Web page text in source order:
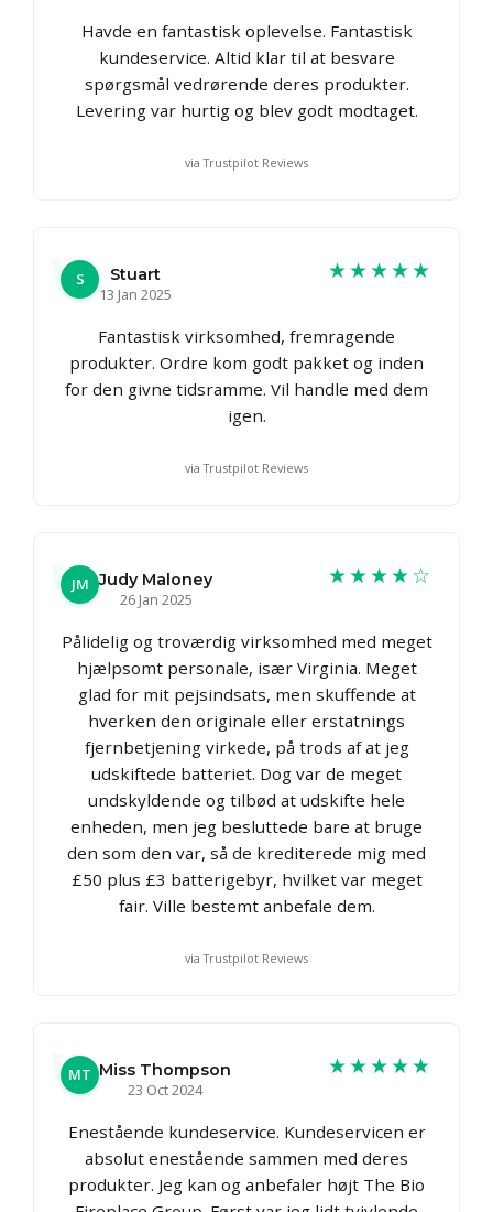
Havde en fantastisk oplevelse. Fantastisk
kundeservice. Altid klar til at besvare
spørgsmål vedrørende deres produkter.
Levering var hurtig og blev godt modtaget.
via Trustpilot Reviews
S
Stuart
13 Jan 2025
★★★★★
Fantastisk virksomhed, fremragende
produkter. Ordre kom godt pakket og inden
for den givne tidsramme. Vil handle med dem
igen.
via Trustpilot Reviews
JM Judy Maloney
26 Jan 2025
★★★★☆
Pålidelig og troværdig virksomhed med meget
hjælpsomt personale, især Virginia. Meget
glad for mit pejsindsats, men skuffende at
hverken den originale eller erstatnings
fjernbetjening virkede, på trods af at jeg
udskiftede batteriet. Dog var de meget
undskyldende og tilbød at udskifte hele
enheden, men jeg besluttede bare at bruge
den som den var, så de krediterede mig med
£50 plus £3 batterigebyr, hvilket var meget
fair. Ville bestemt anbefale dem.
via Trustpilot Reviews
MT Miss Thompson
23 Oct 2024
★★★★★
Enestående kundeservice. Kundeservicen er
absolut enestående sammen med deres
produkter. Jeg kan og anbefaler højt The Bio